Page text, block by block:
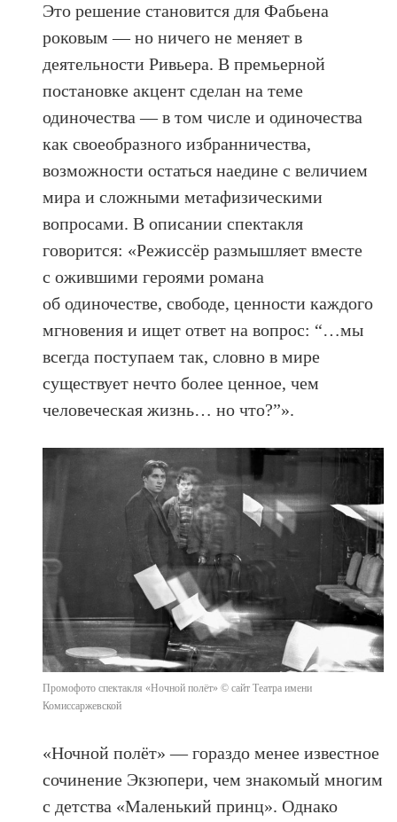
Это решение становится для Фабьена
роковым — но ничего не меняет в
деятельности Ривьера. В премьерной
постановке акцент сделан на теме
одиночества — в том числе и одиночества
как своеобразного избранничества,
возможности остаться наедине с величием
мира и сложными метафизическими
вопросами. В описании спектакля
говорится: «Режиссёр размышляет вместе
с ожившими героями романа
об одиночестве, свободе, ценности каждого
мгновения и ищет ответ на вопрос: “…мы
всегда поступаем так, словно в мире
существует нечто более ценное, чем
человеческая жизнь… но что?”».
Промофото спектакля «Ночной полёт» © сайт Театра имени
Комиссаржевской
«Ночной полёт» — гораздо менее известное
сочинение Экзюпери, чем знакомый многим
с детства «Маленький принц». Однако